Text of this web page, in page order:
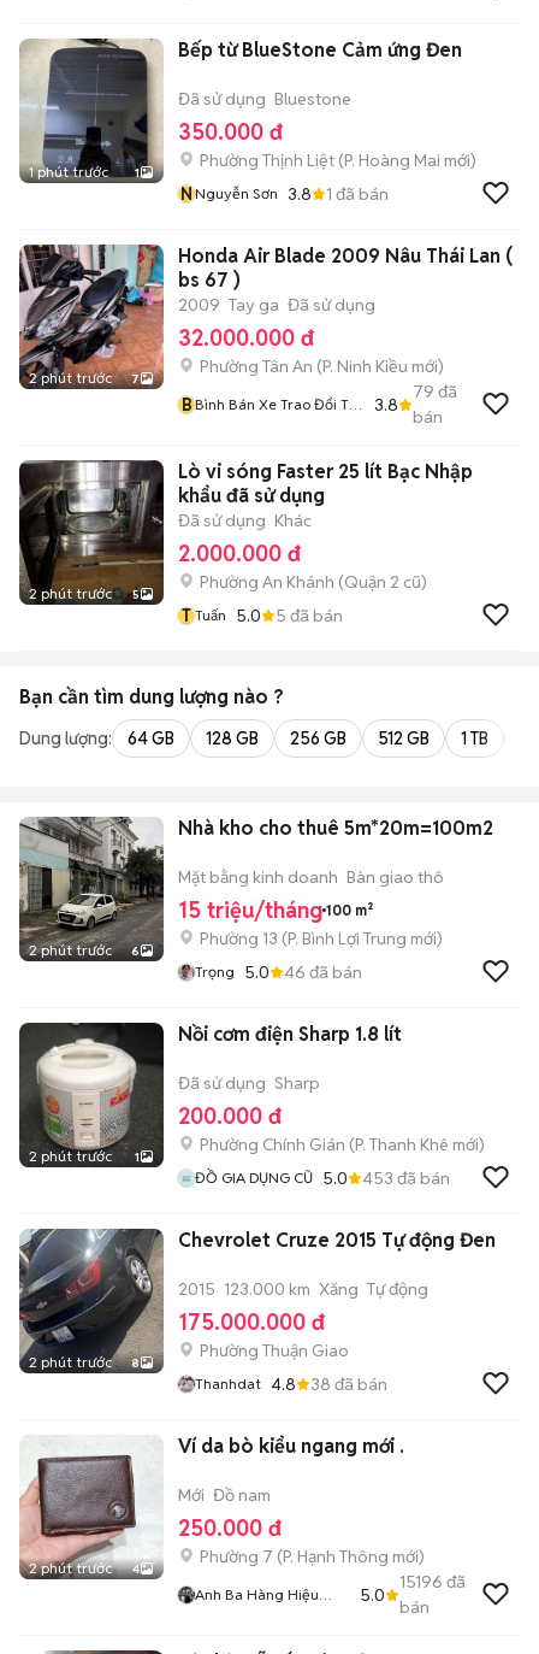
1 phút trước 1
Bếp từ BlueStone Cảm ứng Đen
Đã sử dụng Bluestone
350.000 đ
Phường Thịnh Liệt (P. Hoàng Mai mới)
NNguyễn Sơn 3.8 1 đã bán
2 phút trước 7
Honda Air Blade 2009 Nâu Thái Lan (
bs 67 )
2009 Tay ga Đã sử dụng
32.000.000 đ
Phường Tân An (P. Ninh Kiều mới)
BBình Bán Xe Trao Đổi Tại
3.8
79 đã
bán
2 phút trước 5
Lò vi sóng Faster 25 lít Bạc Nhập
khẩu đã sử dụng
Đã sử dụng Khác
2.000.000 đ
Phường An Khánh (Quận 2 cũ)
T Tuấn 5.0 5 đã bán
Bạn cần tìm dung lượng nào ?
Dung lượng: 64 GB 128 GB 256 GB 512 GB 1 TB
2 phút trước 6
Nhà kho cho thuê 5m*20m=100m2
Mặt bằng kinh doanh Bàn giao thô
15 triệu/tháng 100 m²
Phường 13 (P. Bình Lợi Trung mới)
Trọng 5.0 46 đã bán
2 phút trước 1
Nồi cơm điện Sharp 1.8 lít
Đã sử dụng Sharp
200.000 đ
Phường Chính Gián (P. Thanh Khê mới)
ĐỒ GIA DỤNG CŨ 5.0 453 đã bán
2 phút trước 8
Chevrolet Cruze 2015 Tự động Đen
2015 123.000 km Xăng Tự động
175.000.000 đ
Phường Thuận Giao
Thanhdat 4.8 38 đã bán
2 phút trước 4
Ví da bò kiểu ngang mới .
Mới Đồ nam
250.000 đ
Phường 7 (P. Hạnh Thông mới)
Anh Ba Hàng Hiệu
5.0
15196 đã
bán